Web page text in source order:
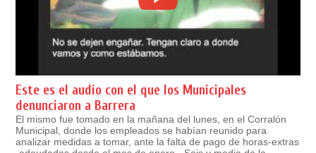
Este es el audio con el que los Municipales
denunciaron a Barrera
El mismo fue tomado en la mañana del lunes, en el Corralón
Municipal, donde los empleados se habían reunido para
analizar medidas a tomar, ante la falta de pago de horas-extras